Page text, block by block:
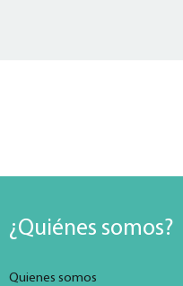
¿Quiénes somos?
Quienes somos